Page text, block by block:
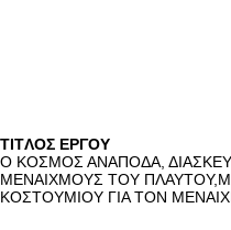
TITΛΟΣ ΕΡΓΟΥ
Ο ΚΟΣΜΟΣ ΑΝΑΠΟΔΑ,
ΜΕΝΑΙΧΜΟΥΣ ΤΟΥ
ΚΟΣΤΟΥΜΙΟΥ ΓΙΑ ΤΟΝ